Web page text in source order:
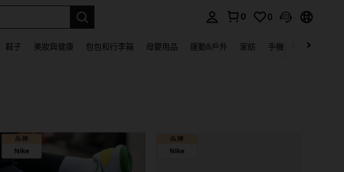
0 0
鞋子 美妝與健康 包包和行李箱 母嬰用品 運動&戶外 家紡 手機 & 手機配件